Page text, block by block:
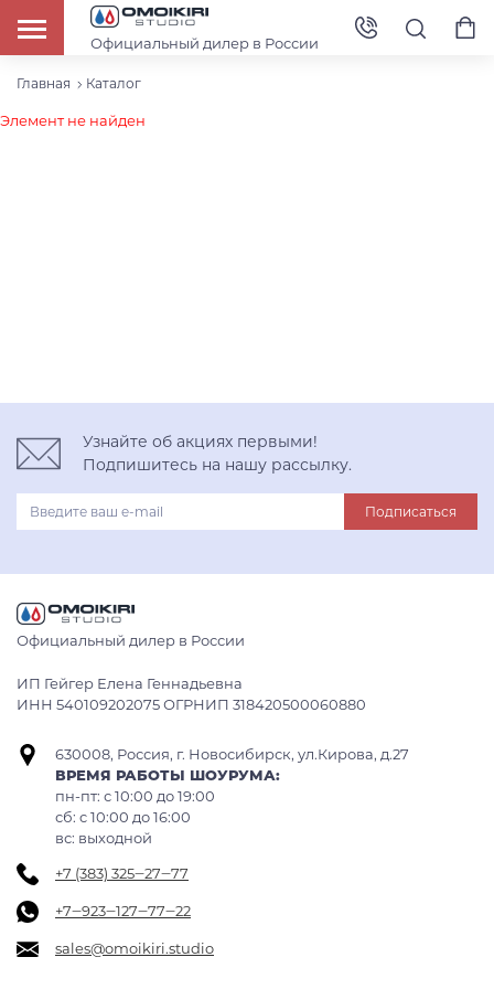
Официальный дилер в России
Главная Каталог
Элемент не найден
Узнайте об акциях первыми!
Подпишитесь на нашу рассылку.
Подписаться
Официальный дилер в России
ИП Гейгер Елена Геннадьевна
ИНН 540109202075 ОГРНИП 318420500060880
630008, Россия, г. Новосибирск, ул.Кирова, д.27
ВРЕМЯ РАБОТЫ ШОУРУМА:
пн-пт: с 10:00 до 19:00
сб: c 10:00 до 16:00
вс: выходной
+7 (383) 325‒27‒77
+7‒923‒127‒77‒22
sales@omoikiri.studio